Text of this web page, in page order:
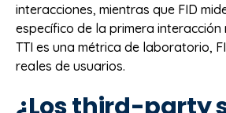
interacciones, mientras que FID
específico de la primera interacción
TTI es una métrica de laboratorio,
reales de usuarios.